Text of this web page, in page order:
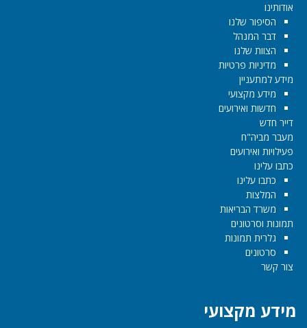
אודותינו
הסיפור שלנו
דבר המנהל
הצוות שלנו
מדיניות פרטיות
מידע למתעניין
מידע מקצועי
חדשות ואירועים
דייר חדש
מעבר מביה"ח
פעילויות ואירועים
כתבו עלינו
כתבו עלינו
המלצות
משרד הבריאות
תמונות וסרטונים
גלרית תמונות
סרטונים
צור קשר
מידע מקצועי